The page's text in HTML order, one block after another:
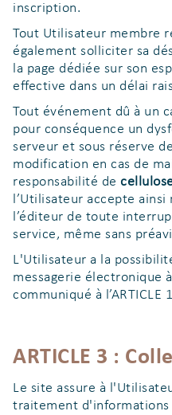
inscription.
Tout Utilisateur membre
également solliciter sa
la page dédiée sur son
effective dans un délai
Tout événement dû à un
pour conséquence un
serveur et sous réserve
modification en cas de
responsabilité de
l’Utilisateur accepte
l’éditeur de toute
service, même sans
L'Utilisateur a la
messagerie électronique
communiqué à l’ARTICLE
ARTICLE 3 :
Le site assure à
traitement d'informations